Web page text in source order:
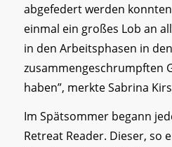
abgefedert werden
einmal ein großes Lob an
in den Arbeitsphasen in den
zusammengeschrumpften
haben”, merkte Sabrina
Im Spätsommer begann
Retreat Reader. Dieser, so